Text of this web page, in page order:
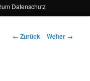
Datenschutz
Beitragsnavigation
← Zurück Weiter →